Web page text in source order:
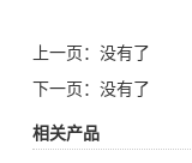
上一页：没有了
下一页：没有了
相关产品